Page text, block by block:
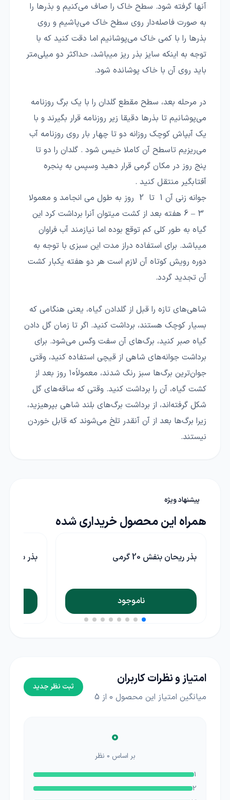
آنها گرفته شود. سطح خاک را صاف می‌کنیم و بذرها را
به صورت فاصله‌دار روی سطح خاک می‌پاشیم و روی
بذرها را با کمی خاک می‌پوشانیم اما دقت کنید که با
توجه به اینکه سایز بذر ریز میباشد، حداکثر دو میلی‌متر
باید روی آن با خاک پوشانده شود.
در مرحله بعد، سطح مقطع گلدان را با یک برگ روزنامه
می‌پوشانیم تا بذرها دقیقا زیر روزنامه قرار بگیرند و با
یک آبپاش کوچک روزانه دو تا چهار بار روی روزنامه آب
می‌ریزیم تاسطح آن کاملا خیس شود . گلدان را دو تا
پنج روز در مکان گرمی قرار دهید وسپس به پنجره
آفتابگیر منتقل کنید .
جوانه زنی آن 1 تا 2 روز به طول می انجامد و معمولا
3 – 6 هفته بعد از کشت میتوان آنرا برداشت کرد این
گیاه به طور کلی کم توقع بوده اما نیازمند آب فراوان
میباشد. برای استفاده دراز مدت این سبزی با توجه به
دوره رویش کوتاه آن لازم است هر دو هفته یکبار کشت
آن تجدید گردد.
شاهی‌های تازه را قبل از گلدادن گیاه، یعنی هنگامی که
بسیار کوچک هستند، برداشت کنید. اگر تا زمان گل دادن
گیاه صبر کنید، برگ‌های آن سفت وگس می‌شود. برای
برداشت جوانه‌های شاهی از قیچی استفاده کنید، وقتی
جوان‌ترین برگ‌ها سبز رنگ شدند، معمولاً۱۰ روز بعد از
کشت گیاه، آن را برداشت کنید. وقتی که ساقه‌های گل
شکل گرفته‌اند، از برداشت برگ‌های بلند شاهی بپرهیزید،
زیرا برگ‌ها بعد از آن آنقدر تلخ می‌شوند که قابل خوردن
نیستند.
پیشنهاد ویژه
همراه این محصول خریداری شده
بذر ریحان بنفش 20 گرمی
ناموجود
بذر سبزی
امتیاز و نظرات کاربران
میانگین امتیاز این محصول 0 از 5
ثبت نظر جدید
0
بر اساس 0 نظر
1
2